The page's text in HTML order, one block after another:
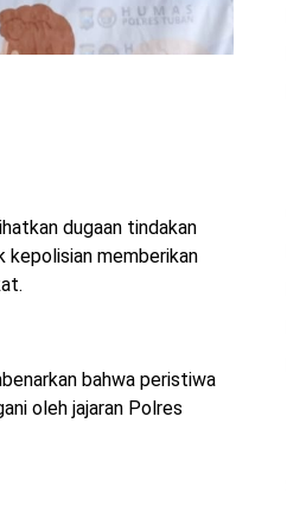
dugaan tindakan
kepolisian memberikan
bahwa peristiwa
oleh jajaran Polres